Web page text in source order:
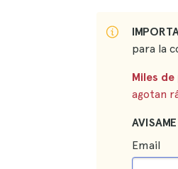
para la
Miles
agotan
Email